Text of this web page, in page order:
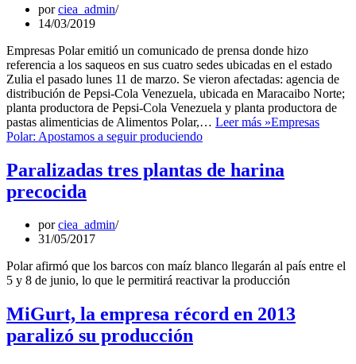
porciea_admin
14/03/2019
Empresas Polar emitió un comunicado de prensa donde hizo
referencia a los saqueos en sus cuatro sedes ubicadas en el estado
Zulia el pasado lunes 11 de marzo. Se vieron afectadas: agencia de
distribución de Pepsi-Cola Venezuela, ubicada en Maracaibo Norte;
planta productora de Pepsi-Cola Venezuela y planta productora de
pastas alimenticias de Alimentos Polar,… Leer más »Empresas
Polar: Apostamos a seguir produciendo
Paralizadas tres plantas de harina
precocida
porciea_admin
31/05/2017
Polar afirmó que los barcos con maíz blanco llegarán al país entre el
5 y 8 de junio, lo que le permitirá reactivar la producción
MiGurt, la empresa récord en 2013
paralizó su producción